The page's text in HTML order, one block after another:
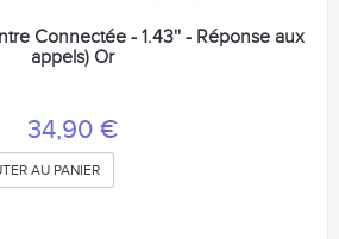
Connectée - 1.43'' - Réponse aux
appels) Or
34,90 €
AU PANIER